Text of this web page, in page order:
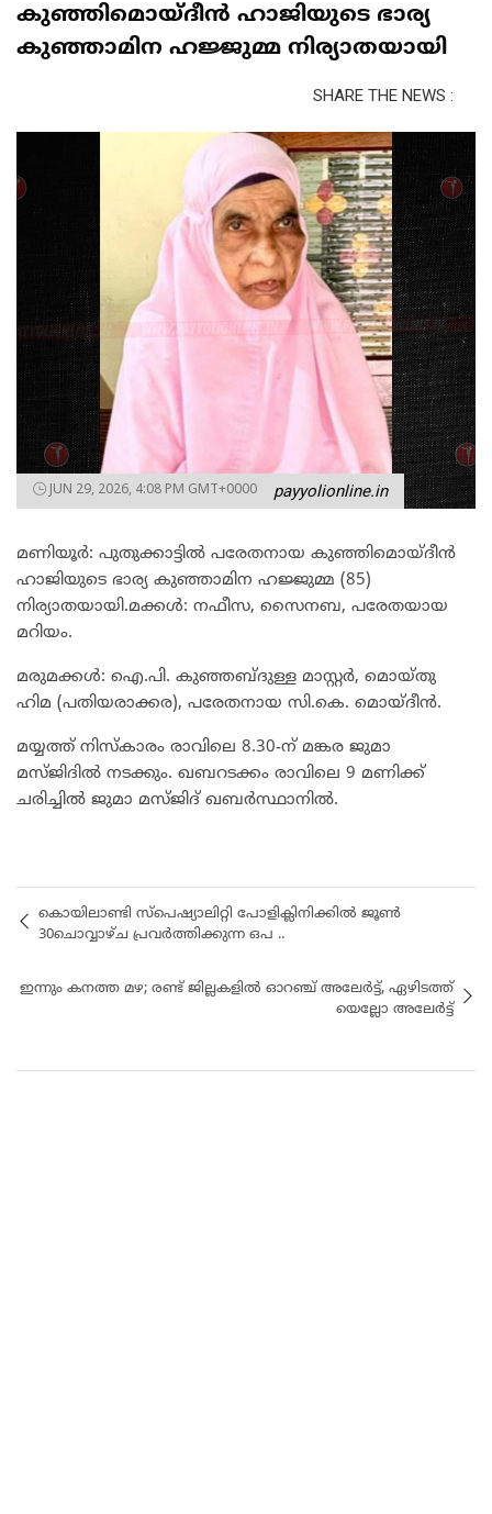
കുഞ്ഞിമൊയ്‌ദീൻ ഹാജിയുടെ ഭാര്യ​
കുഞ്ഞാമിന ഹജ്ജുമ്മ നിര്യാതയായി
SHARE THE NEWS :
JUN 29, 2026, 4:08 PM GMT+0000 payyolionline.in
മണിയൂർ: പുതുക്കാട്ടിൽ പരേതനായ കുഞ്ഞിമൊയ്‌ദീൻ
ഹാജിയുടെ ഭാര്യ കുഞ്ഞാമിന ഹജ്ജുമ്മ (85)
നിര്യാതയായി.മക്കൾ: നഫീസ, സൈനബ, പരേതയായ
മറിയം.
​മരുമക്കൾ: ഐ.പി. കുഞ്ഞബ്ദുള്ള മാസ്റ്റർ, മൊയ്‌തു
ഹിമ (പതിയരാക്കര), പരേതനായ സി.കെ. മൊയ്‌ദീൻ.
​മയ്യത്ത് നിസ്കാരം രാവിലെ 8.30-ന് മങ്കര ജുമാ
മസ്ജിദിൽ നടക്കും. ഖബറടക്കം രാവിലെ 9 മണിക്ക്
ചരിച്ചിൽ ജുമാ മസ്ജിദ് ഖബർസ്ഥാനിൽ.
കൊയിലാണ്ടി സ്പെഷ്യാലിറ്റി പോളിക്ലിനിക്കിൽ ജൂൺ
30ചൊവ്വാഴ്ച പ്രവർത്തിക്കുന്ന ഒപ ..
ഇന്നും കനത്ത മഴ; രണ്ട് ജില്ലകളിൽ ഓറഞ്ച് അലേർട്ട്, ഏഴിടത്ത്
യെല്ലോ അലേർട്ട്